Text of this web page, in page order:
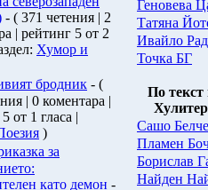
- ( 371 четения | 2
| рейтинг 5 от 2
Хумор и
бродник - (
| 0 коментара |
от 1 гласа |
)
за
като демон -
Геновева
Татяна
Ивайло
Точка БГ
По текст
Сашо
Пламен
Борислав
Найден